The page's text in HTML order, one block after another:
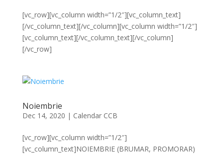
[vc_row][vc_column width=”1/2″][vc_column_text]
[/vc_column_text][/vc_column][vc_column width=”1/2″]
[vc_column_text][/vc_column_text][/vc_column]
[/vc_row]
Noiembrie
Dec 14, 2020 | Calendar CCB
[vc_row][vc_column width=”1/2″]
[vc_column_text]NOIEMBRIE (BRUMAR, PROMORAR)